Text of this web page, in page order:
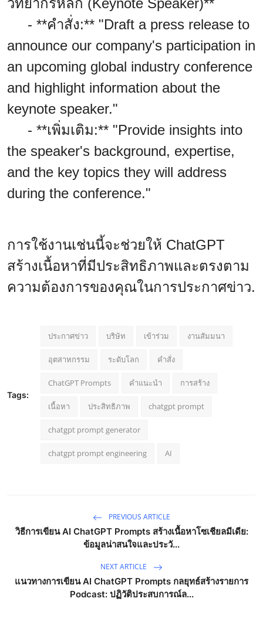
วิทยากรหลัก (Keynote Speaker)**
- **คำสั่ง:** "Draft a press release to
announce our company's participation in
an upcoming global industry conference
and highlight information about the
keynote speaker."
- **เพิ่มเติม:** "Provide insights into
the speaker's background, expertise,
and the key topics they will address
during the conference."
การใช้งานเช่นนี้จะช่วยให้ ChatGPT
สร้างเนื้อหาที่มีประสิทธิภาพและตรงตาม
ความต้องการของคุณในการประกาศข่าว.
Tags:
ประกาศข่าว บริษัท เข้าร่วม งานสัมมนา
อุตสาหกรรม ระดับโลก คำสั่ง
ChatGPT Prompts คำแนะนำ การสร้าง
เนื้อหา ประสิทธิภาพ chatgpt prompt
chatgpt prompt generator
chatgpt prompt engineering AI
PREVIOUS ARTICLE
วิธีการเขียน AI ChatGPT Prompts สร้างเนื้อหาโซเชียลมีเดีย:
ข้อมูลน่าสนใจและประวั...
NEXT ARTICLE
แนวทางการเขียน AI ChatGPT Prompts กลยุทธ์สร้างรายการ
Podcast: ปฏิวัติประสบการณ์ล...